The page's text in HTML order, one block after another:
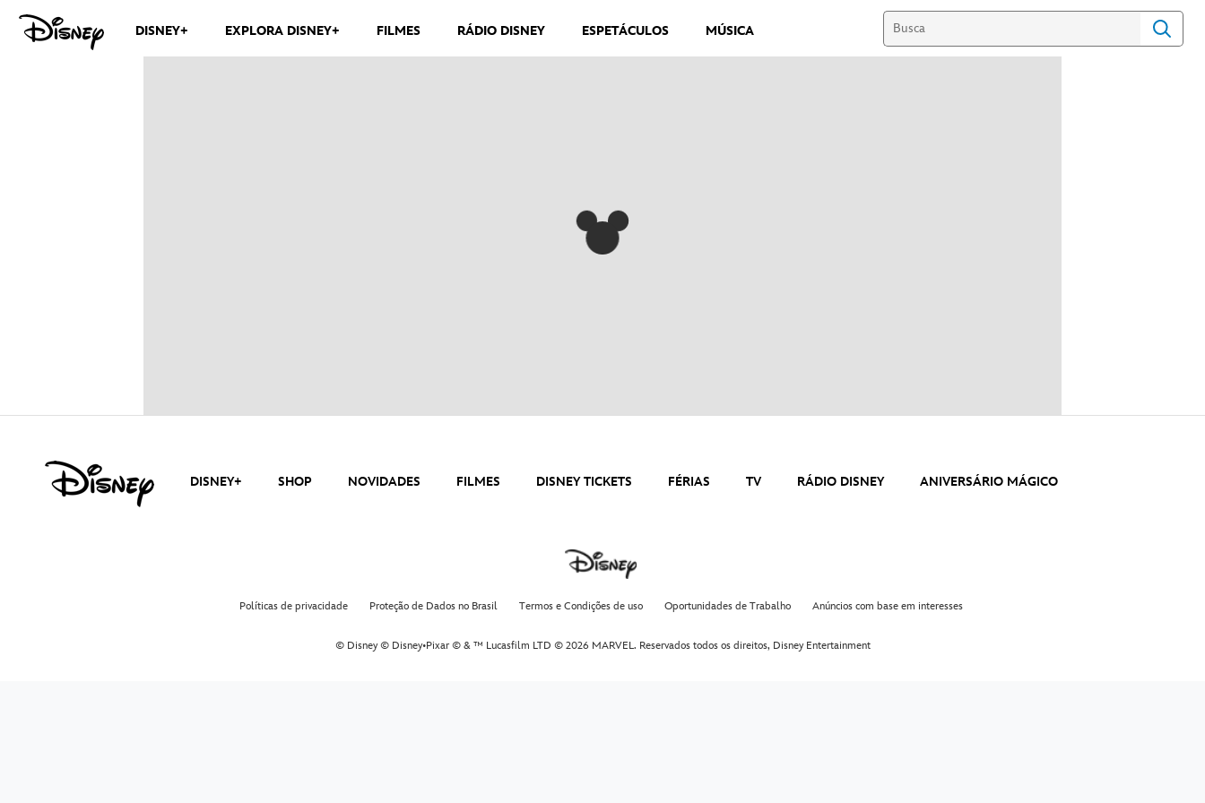
DISNEY+ EXPLORA DISNEY+ FILMES RÁDIO DISNEY ESPETÁCULOS MÚSICA
DISNEY+ SHOP NOVIDADES FILMES DISNEY TICKETS FÉRIAS TV RÁDIO DISNEY ANIVERSÁRIO MÁGICO
Políticas de privacidade Proteção de Dados no Brasil Termos e Condições de uso Oportunidades de Trabalho Anúncios com base em interesses
© Disney © Disney•Pixar © & ™ Lucasfilm LTD © 2026 MARVEL. Reservados todos os direitos, Disney Entertainment